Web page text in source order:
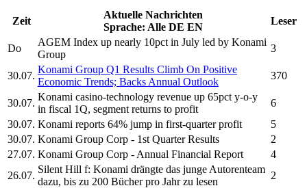
Zeit
Aktuelle Nachrichten
Sprache: Alle DE EN
Leser
Do
AGEM Index up nearly 10pct in July led by Konami
Group
3
30.07.
Konami Group Q1 Results Climb On Positive
Economic Trends; Backs Annual Outlook
370
30.07.
Konami casino-technology revenue up 65pct y-o-y
in fiscal 1Q, segment returns to profit
6
30.07. Konami reports 64% jump in first-quarter profit
5
30.07. Konami Group Corp - 1st Quarter Results
2
27.07. Konami Group Corp - Annual Financial Report
4
26.07.
Silent Hill f: Konami drängte das junge Autorenteam
dazu, bis zu 200 Bücher pro Jahr zu lesen
2